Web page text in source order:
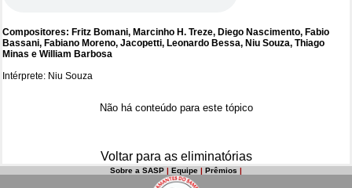
Compositores: Fritz Bomani, Marcinho H. Treze, Diego Nascimento, Fabio
Bassani, Fabiano Moreno, Jacopetti, Leonardo Bessa, Niu Souza, Thiago
Minas e William Barbosa
Intérprete: Niu Souza
Não há conteúdo para este tópico
Voltar para as eliminatórias
Sobre a SASP | Equipe | Prêmios |